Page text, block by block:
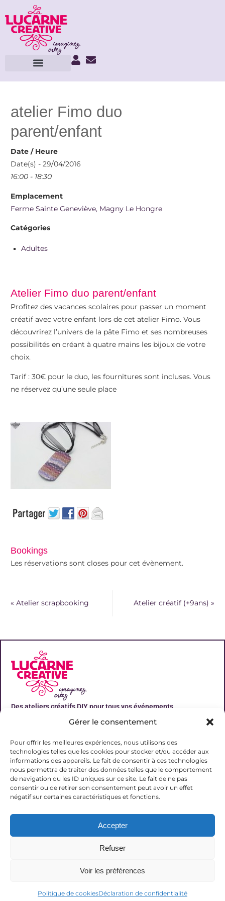
Gérer le consentement
Pour offrir les meilleures expériences, nous utilisons des
technologies telles que les cookies pour stocker et/ou accéder aux
informations des appareils. Le fait de consentir à ces technologies
nous permettra de traiter des données telles que le comportement
de navigation ou les ID uniques sur ce site. Le fait de ne pas
consentir ou de retirer son consentement peut avoir un effet
négatif sur certaines caractéristiques et fonctions.
Accepter
Refuser
Voir les préférences
Politique de cookiesDéclaration de confidentialité
atelier Fimo duo
parent/enfant
Date / Heure
Date(s) - 29/04/2016
16:00 - 18:30
Emplacement
Ferme Sainte Geneviève, Magny Le Hongre
Catégories
Adultes
Atelier Fimo duo parent/enfant
Profitez des vacances scolaires pour passer un moment
créatif avec votre enfant lors de cet atelier Fimo. Vous
découvrirez l’univers de la pâte Fimo et ses nombreuses
possibilités en créant à quatre mains les bijoux de votre
choix.
Tarif : 30€ pour le duo, les fournitures sont incluses. Vous
ne réservez qu’une seule place
Bookings
Les réservations sont closes pour cet évènement.
« Atelier scrapbooking Atelier créatif (+9ans) »
Des ateliers créatifs DIY pour tous vos événements
Liens utiles
Contact
06 31 19 51 92
77700 Magny le Hongre